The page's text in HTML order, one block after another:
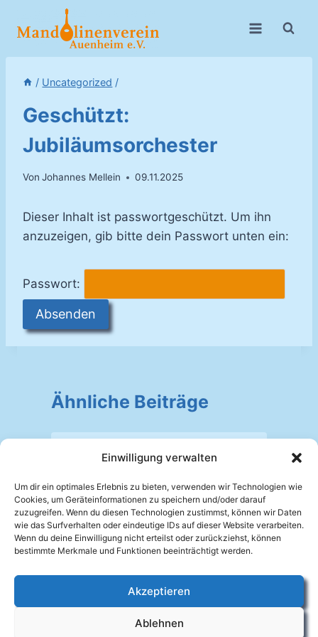
Einwilligung verwalten
Um dir ein optimales Erlebnis zu bieten, verwenden wir Technologien wie
Cookies, um Geräteinformationen zu speichern und/oder darauf
zuzugreifen. Wenn du diesen Technologien zustimmst, können wir Daten
wie das Surfverhalten oder eindeutige IDs auf dieser Website verarbeiten.
Wenn du deine Einwilligung nicht erteilst oder zurückziehst, können
bestimmte Merkmale und Funktionen beeinträchtigt werden.
Akzeptieren
Ablehnen
Inhalt
/ Uncategorized /
Geschützt:
Jubiläumsorchester
Von Johannes Mellein 09.11.2025
Dieser Inhalt ist passwortgeschützt. Um ihn
anzuzeigen, gib bitte dein Passwort unten ein:
Passwort:
Ähnliche Beiträge
Notenverzeichnis
Von Johannes Mellein 27.09.2025
Facebook
Datenschutzerklärung